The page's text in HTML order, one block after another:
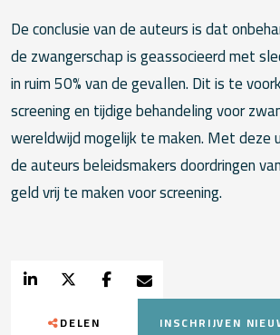
De conclusie van de auteurs is dat
de zwangerschap is geassocieerd met
in ruim 50% van de gevallen. Dit is te
screening en tijdige behandeling voor
wereldwijd mogelijk te maken. Met deze
de auteurs beleidsmakers doordringen
geld vrij te maken voor screening.
DELEN INSCHRIJVEN